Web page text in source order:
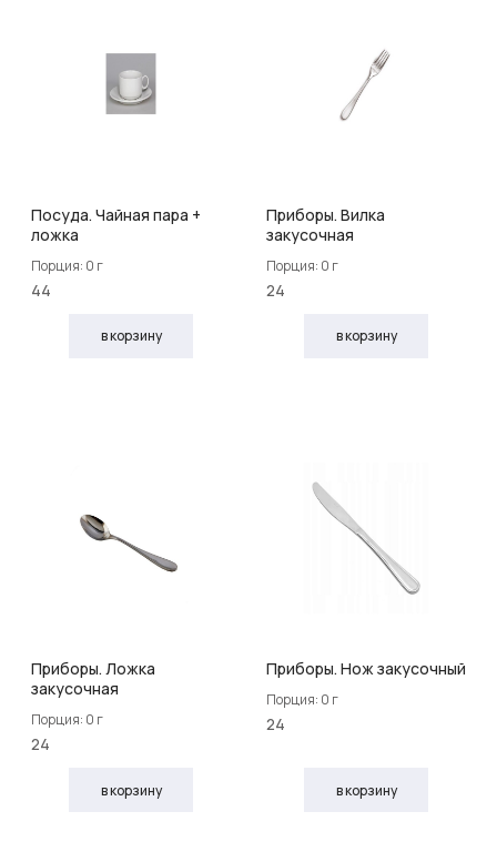
Посуда. Чайная пара +
ложка
Порция: 0 г
44
в корзину
Приборы. Вилка
закусочная
Порция: 0 г
24
в корзину
Приборы. Ложка
закусочная
Порция: 0 г
24
в корзину
Приборы. Нож закусочный
Порция: 0 г
24
в корзину